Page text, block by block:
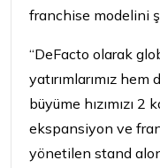
franchise modelini
“DeFacto olarak
yatırımlarımız
büyüme hızımızı 2
ekspansiyon ve
yönetilen stand